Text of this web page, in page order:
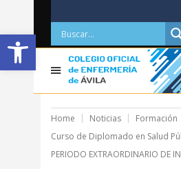
Abrir barra de herramientas
Home Noticias
Formación
Curso de Diplomado en Salud
PERIODO EXTRAORDINARIO DE